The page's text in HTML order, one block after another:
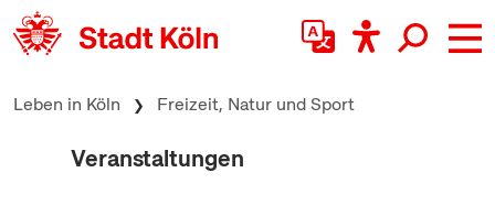
zum Inhalt springen
Leben in Köln Freizeit, Natur und Sport
Veranstaltungen